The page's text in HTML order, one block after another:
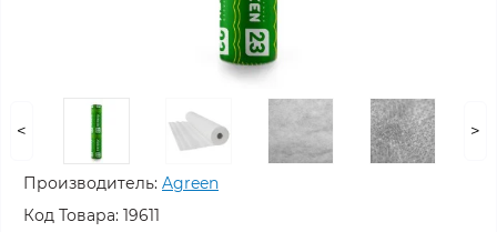
< >
Производитель: Agreen
Код Товара: 19611